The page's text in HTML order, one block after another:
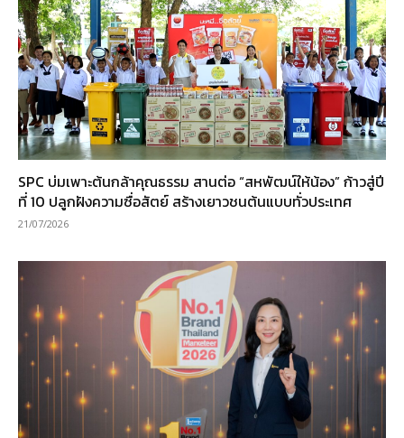
SPC บ่มเพาะต้นกล้าคุณธรรม สานต่อ “สหพัฒน์ให้น้อง” ก้าวสู่ปี
ที่ 10 ปลูกฝังความซื่อสัตย์ สร้างเยาวชนต้นแบบทั่วประเทศ
21/07/2026